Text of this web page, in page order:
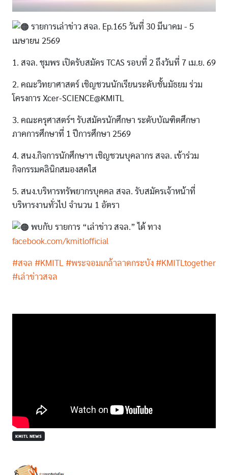
รายการเล่าข่าว สจล. Ep.165 วันที่ 30 มีนาคม - 5
เมษายน 2569
1. สจล. ชุมพร เปิดรับสมัคร TCAS รอบที่ 2 ถึงวันที่ 7 เม.ย. 69
2. คณะวิทยาศาสตร์ เชิญชวนนักเรียนระดับชั้นมัธยม ร่วม
โครงการ Xcer-SCIENCE@KMITL
3. คณะครุศาสตร์ฯ รับสมัครนักศึกษา ระดับบัณฑิตศึกษา
ภาคการศึกษาที่ 1 ปีการศึกษา 2569
4. สนง.กิจการนักศึกษาฯ เชิญชวนบุคลากร สจล. เข้าร่วม
กิจกรรมคลินิกสมองสดใส
5. สนง.บริหารทรัพยากรบุคคล สจล. รับสมัครเจ้าหน้าที่
บริหารงานทั่วไป จำนวน 1 อัตรา
พบกับ รายการ “เล่าข่าว สจล.” ได้ ทาง
facebook.com/kmitlofficial
#สจล #KMITL #พระจอมเกล้าลาดกระบัง #KMITLtogether
#เล่าข่าวสจล
KMITL NEWS